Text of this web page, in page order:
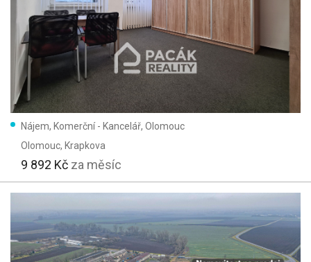
Nájem, Komerční - Kancelář, Olomouc
Olomouc, Krapkova
9 892 Kč za měsíc